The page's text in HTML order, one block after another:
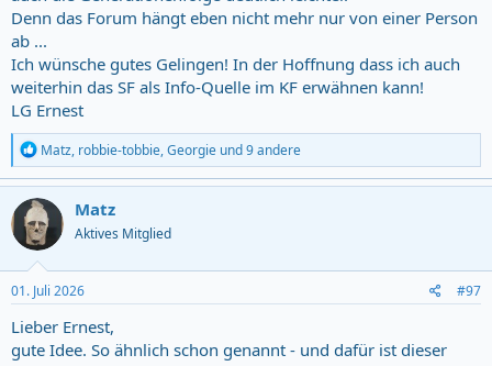
Denn das Forum hängt eben nicht mehr nur von einer Person
ab ...
Ich wünsche gutes Gelingen! In der Hoffnung dass ich auch
weiterhin das SF als Info-Quelle im KF erwähnen kann!
LG Ernest
R
e
a
c
t
i
o
n
s
:
Matz, robbie-tobbie,Georgie und 9 andere
Matz
Aktives Mitglied
01. Juli 2026 #97
Lieber Ernest,
gute Idee. So ähnlich schon genannt - und dafür ist dieser